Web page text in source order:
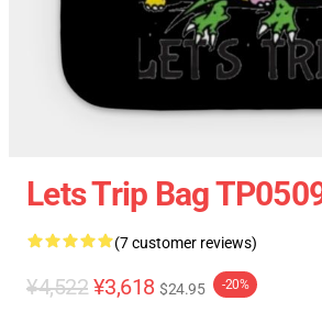
Lets Trip Bag
(7 customer reviews)
¥4,522 ¥3,618 $24.95 -20%